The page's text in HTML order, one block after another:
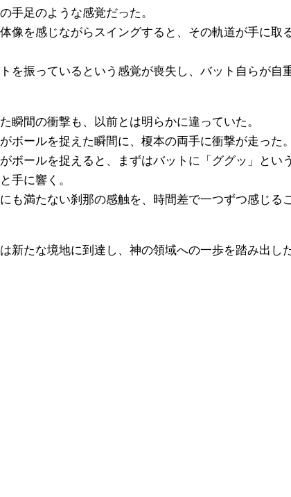
手足のような感覚だった。
像を感じながらスイングすると、その軌道が手に取
を振っているという感覚が喪失し、バット自らが自
瞬間の衝撃も、以前とは明らかに違っていた。
ボールを捉えた瞬間に、榎本の両手に衝撃が走った。
ボールを捉えると、まずはバットに「ググッ」とい
手に響く。
も満たない刹那の感触を、時間差で一つずつ感じる
新たな境地に到達し、神の領域への一歩を踏み出した